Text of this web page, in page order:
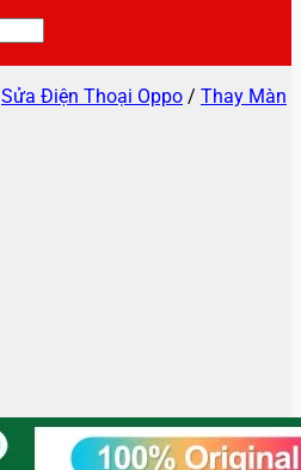
Sửa Điện Thoại Oppo / Thay Màn